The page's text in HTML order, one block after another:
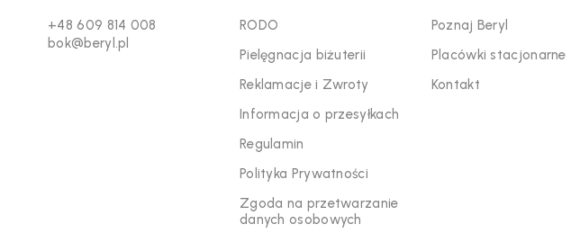
+48 609 814 008
bok@beryl.pl
RODO
Pielęgnacja biżuterii
Reklamacje i Zwroty
Informacja o przesyłkach
Regulamin
Polityka Prywatności
Zgoda na przetwarzanie
danych osobowych
Poznaj Beryl
Placówki stacjonarne
Kontakt